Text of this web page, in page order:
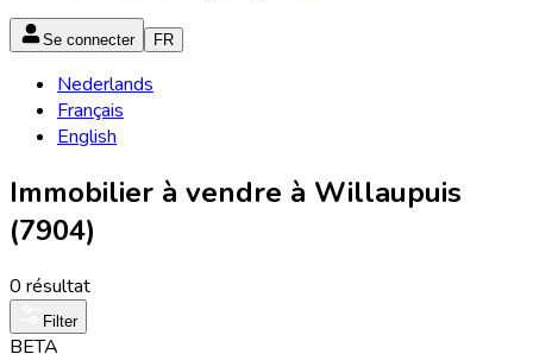
Se connecter FR
Nederlands
Français
English
Immobilier à vendre à Willaupuis
(7904)
0 résultat
Filter
BETA